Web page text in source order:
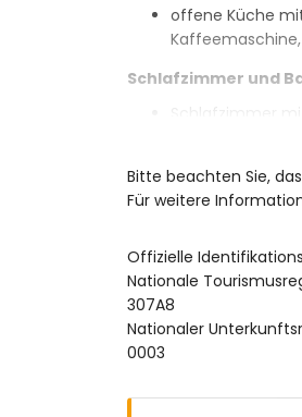
offene Küche
Schlafzimmer und
Schlafzimmer
Außenbereich der
Weitere
Nächste Stadt
Nächster
Bitte beachten Sie,
Für weitere
Offizielle
Nationale
307A8
Nationaler
0003